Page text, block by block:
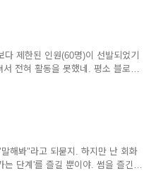
에 대한 정보가 많지 않았기 때문
의 방식으로 UX를 이해했습니다. ..
제한된 인원(60명)이 선발되었기
전혀 활동을 못했네. 평소 블로그
크는 여기) 2022년 5~6월부터 시
터, 전자 상거래 기업인 아마존, 암
) 코로나 기간동안 ..
해봐"라고 되묻지. 하지만 난 회화
는 단계'를 즐길 뿐이야. 썸을 즐긴다